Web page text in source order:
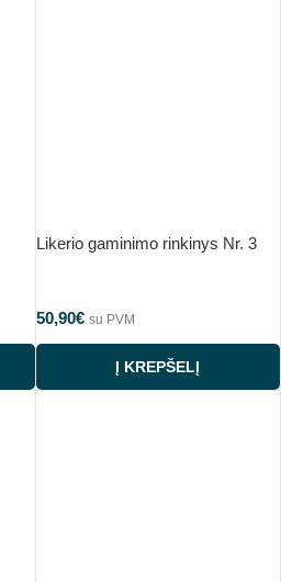
Likerio gaminimo rinkinys Nr. 3
50,90€ su PVM
Į KREPŠELĮ